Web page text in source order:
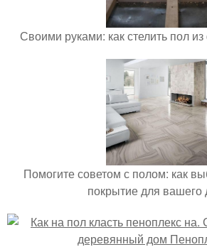
Своими руками: как стелить пол
Помогите советом с полом: как
покрытие для вашего